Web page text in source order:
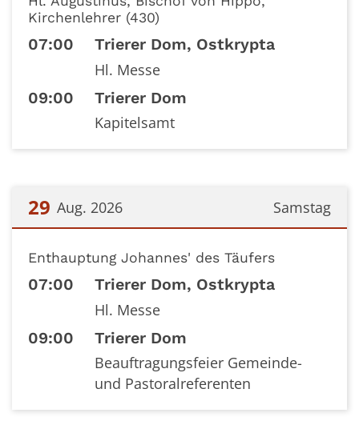
Kirchenlehrer (430)
07:00 Trierer Dom, Ostkrypta
Hl. Messe
09:00 Trierer Dom
Kapitelsamt
Samstag
29 Aug. 2026
Enthauptung Johannes' des Täufers
07:00 Trierer Dom, Ostkrypta
Hl. Messe
09:00 Trierer Dom
Beauftragungsfeier Gemeinde-
und Pastoralreferenten